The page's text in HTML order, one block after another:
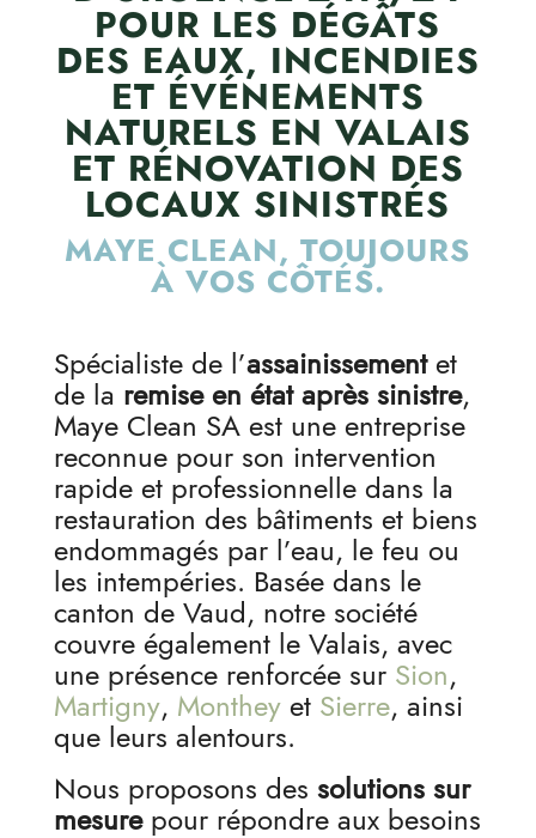
POUR LES DÉGÂTS
DES EAUX, INCENDIES
ET ÉVÉNEMENTS
NATURELS EN VALAIS
ET RÉNOVATION DES
LOCAUX SINISTRÉS
MAYE CLEAN, TOUJOURS
À VOS CÔTÉS.
Spécialiste de l’assainissementet
de la remise en état après sinistre,
Maye Clean SA est une entreprise
reconnue pour son intervention
rapide et professionnelle dans la
restauration des bâtiments et biens
endommagés par l’eau, le feu ou
les intempéries. Basée dans le
canton de Vaud, notre société
couvre également le Valais, avec
une présence renforcée sur Sion,
Martigny, Montheyet Sierre, ainsi
que leurs alentours.
Nous proposons des solutions sur
mesurepour répondre aux besoins